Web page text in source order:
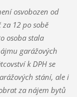
osvobozen od
12 po sobě
osoba stala
garážových
k DPH se
stání, ale i
za nájem bytů